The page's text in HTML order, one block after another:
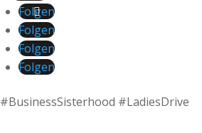
Folgen
Folgen
Folgen
Folgen
#BusinessSisterhood #LadiesDrive